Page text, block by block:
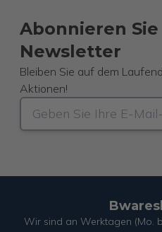
Abonnieren
Newsletter
Bleiben Sie auf dem
Aktionen!
Wir sind an Werktagen (Mo.